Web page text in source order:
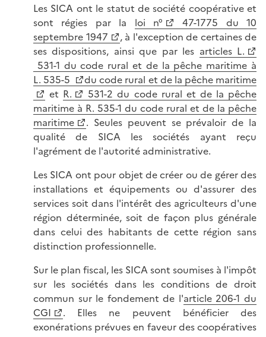
Les SICA ont le statut de société coopérative et
sont régies par la loi n°
47-1775 du 10
septembre 1947
, à l'exception de certaines de
ses dispositions, ainsi que par les articles L.
531-1 du code rural et de la pêche maritime à
L. 535-5
du code rural et de la pêche maritime
et R.
531-2 du code rural et de la pêche
maritime à R. 535-1 du code rural et de la pêche
maritime
. Seules peuvent se prévaloir de la
qualité de SICA les sociétés ayant reçu
l'agrément de l'autorité administrative.
Les SICA ont pour objet de créer ou de gérer des
installations et équipements ou d'assurer des
services soit dans l'intérêt des agriculteurs d'une
région déterminée, soit de façon plus générale
dans celui des habitants de cette région sans
distinction professionnelle.
Sur le plan fiscal, les SICA sont soumises à l'impôt
sur les sociétés dans les conditions de droit
commun sur le fondement de l'article 206-1 du
CGI
. Elles ne peuvent bénéficier des
exonérations prévues en faveur des coopératives